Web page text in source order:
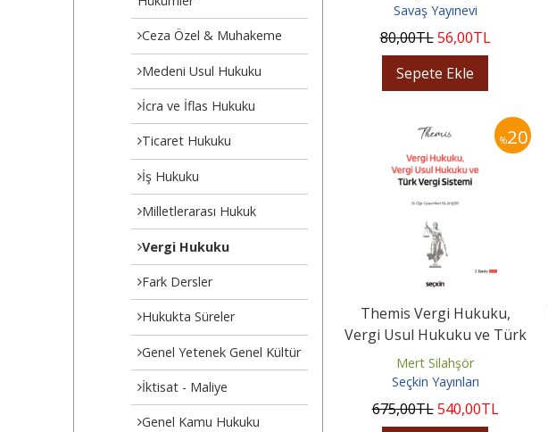
Ceza Özel & Muhakeme
Medeni Usul Hukuku
İcra ve İflas Hukuku
Ticaret Hukuku
İş Hukuku
Milletlerarası Hukuk
Vergi Hukuku
Fark Dersler
Hukukta Süreler
Genel Yetenek Genel Kültür
İktisat - Maliye
Genel Kamu Hukuku
Savaş Yayınevi
80,00TL56,00TL
Sepete Ekle
%20
Themis Vergi Hukuku,
Vergi Usul Hukuku ve Türk
Vergi Sistemi Konu Kitabı
Mert Silahşör
Seçkin Yayınları
675,00TL540,00TL